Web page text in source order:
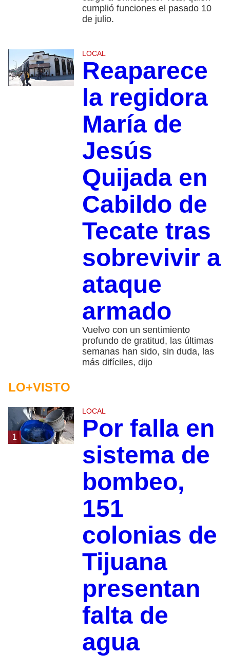
cumplió funciones el pasado 10
de julio.
LOCAL
Reaparece
la regidora
María de
Jesús
Quijada en
Cabildo de
Tecate tras
sobrevivir a
ataque
armado
Vuelvo con un sentimiento
profundo de gratitud, las últimas
semanas han sido, sin duda, las
más difíciles, dijo
LO+VISTO
1
LOCAL
Por falla en
sistema de
bombeo,
151
colonias de
Tijuana
presentan
falta de
agua